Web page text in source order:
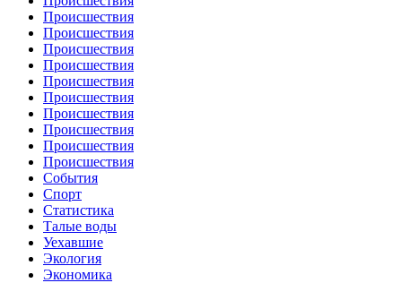
Происшествия
Происшествия
Происшествия
Происшествия
Происшествия
Происшествия
Происшествия
Происшествия
Происшествия
Происшествия
События
Спорт
Статистика
Талые воды
Уехавшие
Экология
Экономика